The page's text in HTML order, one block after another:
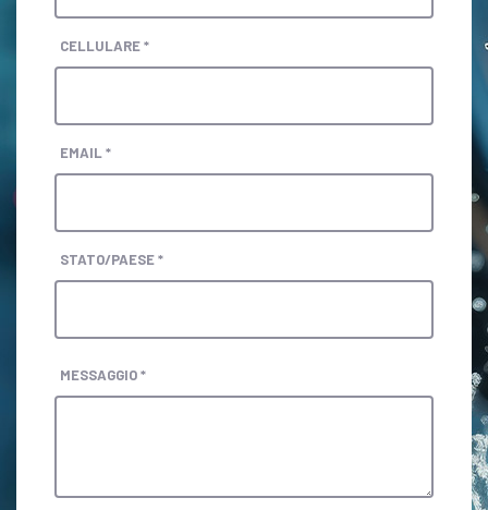
CELLULARE *
EMAIL *
STATO/PAESE *
MESSAGGIO *